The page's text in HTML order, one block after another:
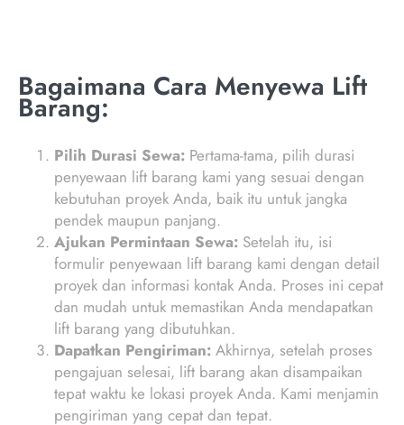
Bagaimana Cara Menyewa Lift
Barang:
Pilih Durasi Sewa: Pertama-tama, pilih durasi
penyewaan lift barang kami yang sesuai dengan
kebutuhan proyek Anda, baik itu untuk jangka
pendek maupun panjang.
Ajukan Permintaan Sewa: Setelah itu, isi
formulir penyewaan lift barang kami dengan detail
proyek dan informasi kontak Anda. Proses ini cepat
dan mudah untuk memastikan Anda mendapatkan
lift barang yang dibutuhkan.
Dapatkan Pengiriman: Akhirnya, setelah proses
pengajuan selesai, lift barang akan disampaikan
tepat waktu ke lokasi proyek Anda. Kami menjamin
pengiriman yang cepat dan tepat.